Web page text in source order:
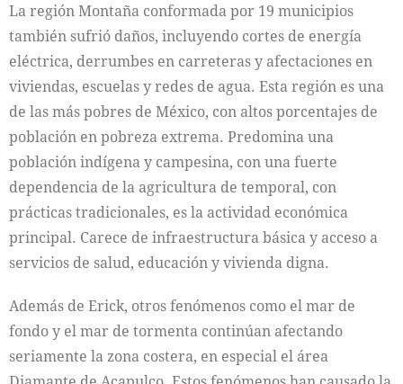
La región Montaña conformada por 19 municipios
también sufrió daños, incluyendo cortes de energía
eléctrica, derrumbes en carreteras y afectaciones en
viviendas, escuelas y redes de agua. Esta región es una
de las más pobres de México, con altos porcentajes de
población en pobreza extrema. Predomina una
población indígena y campesina, con una fuerte
dependencia de la agricultura de temporal, con
prácticas tradicionales, es la actividad económica
principal. Carece de infraestructura básica y acceso a
servicios de salud, educación y vivienda digna.
Además de Erick, otros fenómenos como el mar de
fondo y el mar de tormenta continúan afectando
seriamente la zona costera, en especial el área